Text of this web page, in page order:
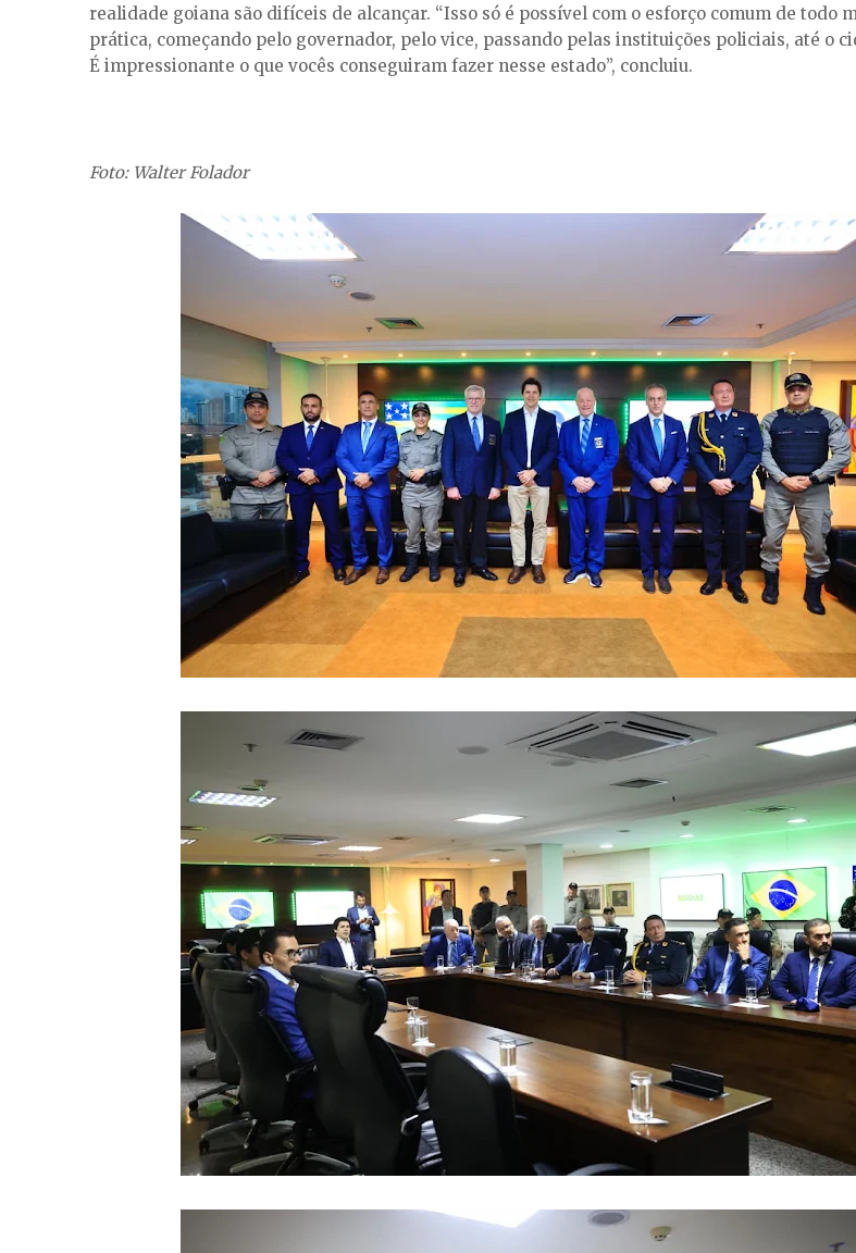
realidade goiana são difíceis de alcançar. “Isso só é possível com o esforço comum de todo
prática, começando pelo governador, pelo vice, passando pelas instituições policiais, até o
É impressionante o que vocês conseguiram fazer nesse estado”, concluiu.
Foto: Walter Folador